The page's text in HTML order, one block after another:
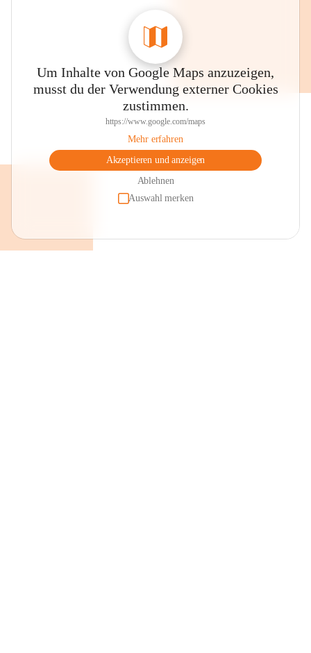
Um Inhalte von Google Maps anzuzeigen,
musst du der Verwendung externer Cookies
zustimmen.
https://www.google.com/maps
Mehr erfahren
Akzeptieren und anzeigen
Ablehnen
Auswahl merken